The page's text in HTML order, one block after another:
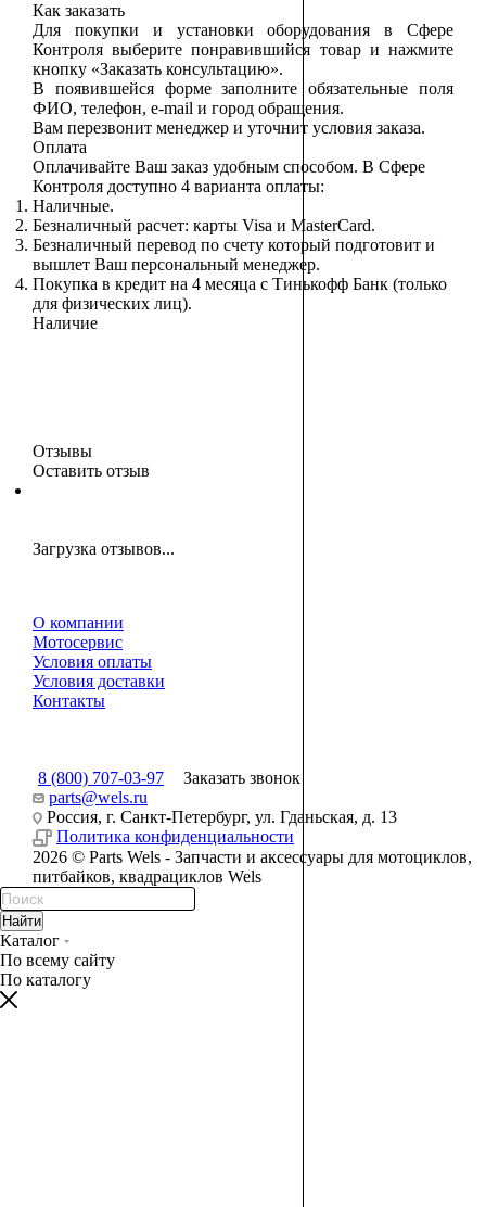
Как заказать
Для покупки и установки оборудования в Сфере
Контроля выберите понравившийся товар и нажмите
кнопку «Заказать консультацию».
В появившейся форме заполните обязательные поля
ФИО, телефон, e-mail и город обращения.
Вам перезвонит менеджер и уточнит условия заказа.
Оплата
Оплачивайте Ваш заказ удобным способом. В Сфере
Контроля доступно 4 варианта оплаты:
Наличные.
Безналичный расчет: карты Visa и MasterCard.
Безналичный перевод по счету который подготовит и
вышлет Ваш персональный менеджер.
Покупка в кредит на 4 месяца с Тинькофф Банк (только
для физических лиц).
Наличие
Отзывы
Оставить отзыв
Загрузка отзывов...
О компании
Мотосервис
Условия оплаты
Условия доставки
Контакты
8 (800) 707-03-97
Заказать звонок
parts@wels.ru
Россия, г. Санкт-Петербург, ул. Гданьская, д. 13
Политика конфиденциальности
2026 © Parts Wels - Запчасти и аксессуары для мотоциклов,
питбайков, квадрациклов Wels
Найти
Каталог
По всему сайту
По каталогу